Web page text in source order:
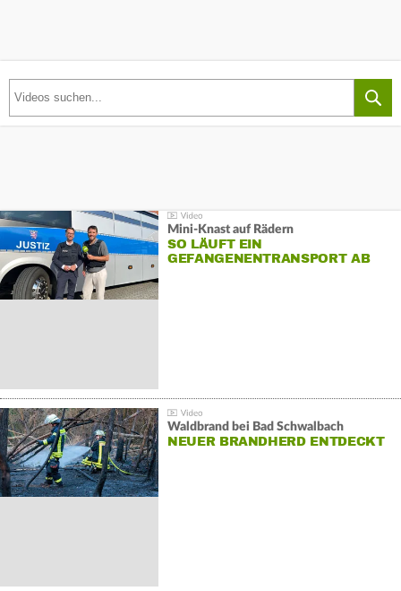
Mini-Knast auf Rädern
SO LÄUFT EIN
GEFANGENENTRANSPORT AB
Waldbrand bei Bad Schwalbach
NEUER BRANDHERD ENTDECKT